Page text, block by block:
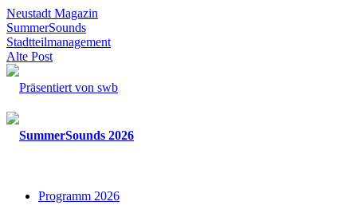
Neustadt Magazin
SummerSounds
Stadtteilmanagement
Alte Post
Programm 2026